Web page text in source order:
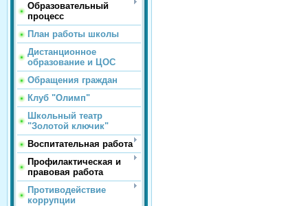
Образовательный
процесс
План работы школы
Дистанционное
образование и ЦОС
Обращения граждан
Клуб "Олимп"
Школьный театр
"Золотой ключик"
Воспитательная работа
Профилактическая и
правовая работа
Противодействие
коррупции